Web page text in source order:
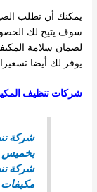
يمكنك أن تطلب
سوف يتيح لك
لضمان سلامة
يوفر لك أيضا
شركات تنظيف
شركة
شركة
مكيفات